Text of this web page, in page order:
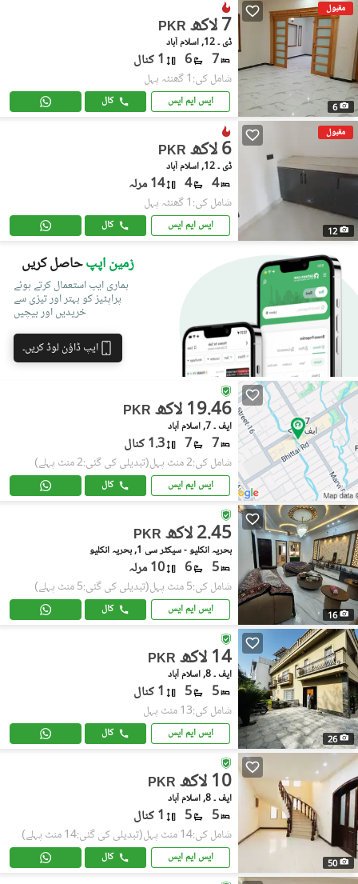
مقبول
6
PKR 7 لاکھ
ڈی ۔ 12, اسلام آباد
7
6 1 کنال
شامل کی:1 گھنٹہ پہل
ایس ایم ایس کال
مقبول
12
PKR 6 لاکھ
ڈی ۔ 12, اسلام آباد
4
4 14 مرلہ
شامل کی:1 گھنٹہ پہل
ایس ایم ایس کال
زمین اپپحاصل کریں
ہماری ایپ استعمال کرتے ہوئے
پراپٹیز کو بہتر اور تیزی سے
خریدیں اور بیچیں
ایپ ڈاؤن لوڈ کریں۔
PKR 19.46 لاکھ
ایف ۔ 7, اسلام آباد
7
7 1.3 کنال
شامل کی:2 منٹ پہل (تبدیلی کی گئی:2 منٹ پہلے)
ایس ایم ایس کال
16
PKR 2.45 لاکھ
بحریہ انکلیو - سیکٹر سی 1, بحریہ انکلیو
5
6 10 مرلہ
شامل کی:5 منٹ پہل (تبدیلی کی گئی:5 منٹ پہلے)
ایس ایم ایس کال
26
PKR 14 لاکھ
ایف ۔ 8, اسلام آباد
5
5 1 کنال
شامل کی:13 منٹ پہل
ایس ایم ایس کال
50
PKR 10 لاکھ
ایف ۔ 8, اسلام آباد
5
5 1 کنال
شامل کی:14 منٹ پہل (تبدیلی کی گئی:14 منٹ پہلے)
ایس ایم ایس کال